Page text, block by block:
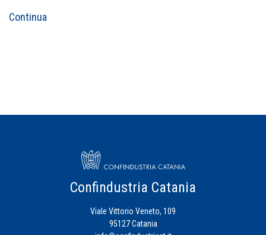
Continua
Confindustria Catania
Viale Vittorio Veneto, 109
95127 Catania